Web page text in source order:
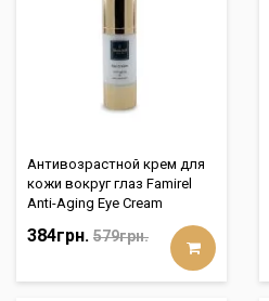
Антивозрастной крем для
кожи вокруг глаз Famirel
Anti-Aging Eye Cream
384грн. 579грн.